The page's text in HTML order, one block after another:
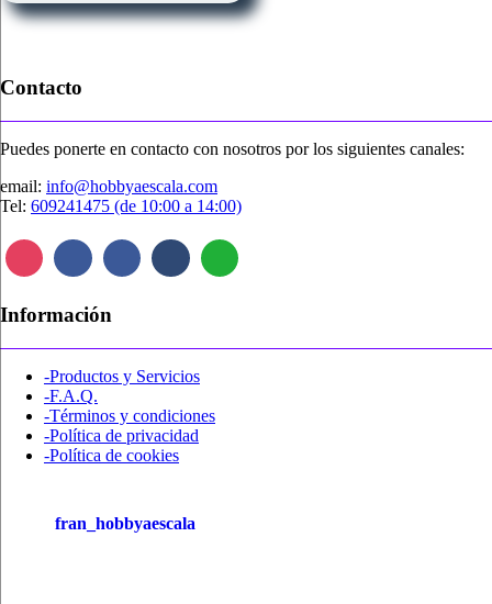
Contacto
Puedes ponerte en contacto con nosotros por los siguientes canales:
email: info@hobbyaescala.com
Tel: 609241475 (de 10:00 a 14:00)
Información
-Productos y Servicios
-F.A.Q.
-Términos y condiciones
-Política de privacidad
-Política de cookies
fran_hobbyaescala